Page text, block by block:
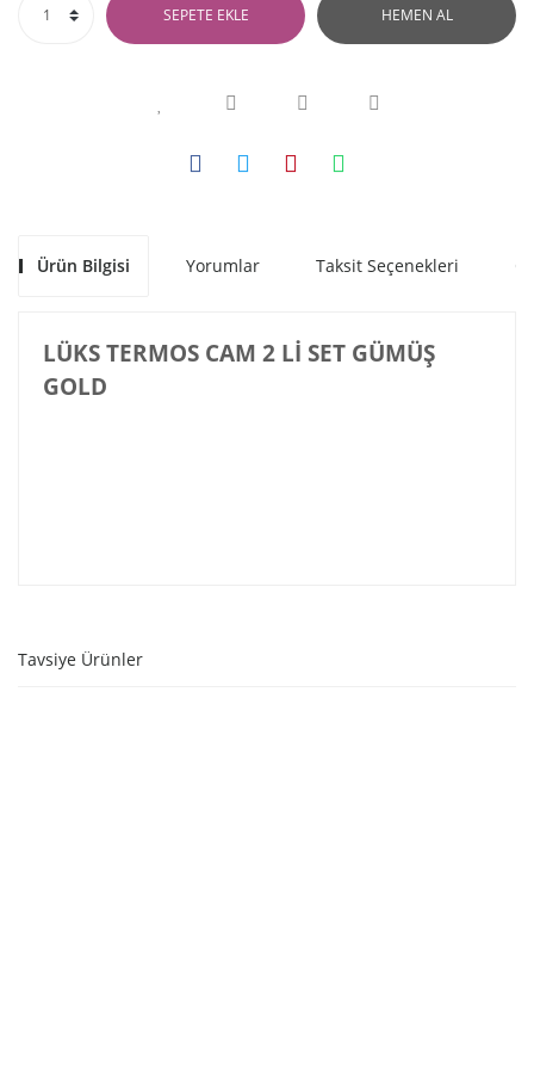
SEPETE EKLE HEMEN AL
Ürün Bilgisi Yorumlar Taksit Seçenekleri
LÜKS TERMOS CAM 2 Lİ SET GÜMÜŞ
GOLD
Tavsiye Ürünler